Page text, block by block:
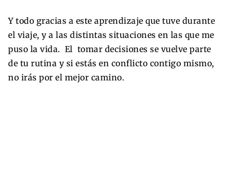
Y todo gracias a este aprendizaje que tuve durante
el viaje, y a las distintas situaciones en las que me
puso la vida. El tomar decisiones se vuelve parte
de tu rutina y si estás en conflicto contigo mismo,
no irás por el mejor camino.